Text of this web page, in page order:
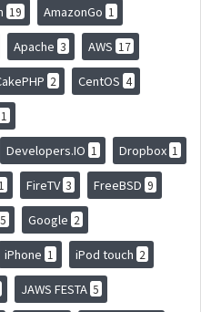
19 AmazonGo 1
Apache 3 AWS 17
2 CentOS 4
1
Developers.IO 1 Dropbox 1
1 FireTV 3 FreeBSD 9
5 Google 2
iPhone 1 iPod touch 2
JAWS FESTA 5